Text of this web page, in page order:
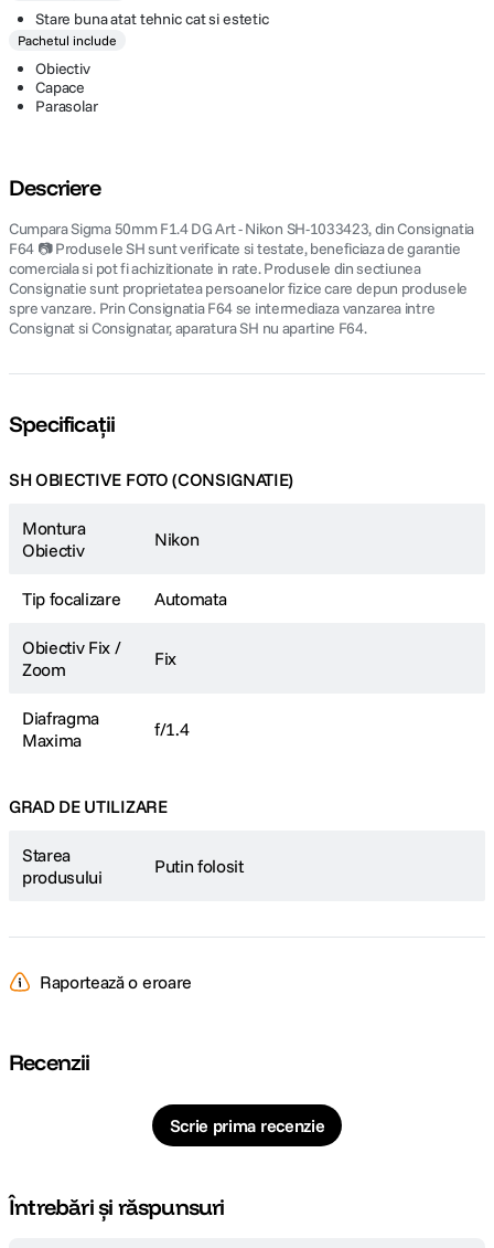
Stare buna atat tehnic cat si estetic
Pachetul include
Obiectiv
Capace
Parasolar
Descriere
Cumpara Sigma 50mm F1.4 DG Art - Nikon SH-1033423, din Consignatia
F64 📷 Produsele SH sunt verificate si testate, beneficiaza de garantie
comerciala si pot fi achizitionate in rate. Produsele din sectiunea
Consignatie sunt proprietatea persoanelor fizice care depun produsele
spre vanzare. Prin Consignatia F64 se intermediaza vanzarea intre
Consignat si Consignatar, aparatura SH nu apartine F64.
Specificații
SH OBIECTIVE FOTO (CONSIGNATIE)
Montura
Obiectiv
Nikon
Tip focalizare Automata
Obiectiv Fix /
Zoom
Fix
Diafragma
Maxima
f/1.4
GRAD DE UTILIZARE
Starea
produsului
Putin folosit
Raportează o eroare
Recenzii
Scrie prima recenzie
Întrebări și răspunsuri